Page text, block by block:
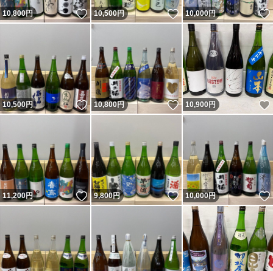
10,800円 いいね！
10,500円 いいね！
10,000円
10,500円 いいね！
10,800円 いいね！
10,900 円
11,200円 いいね！
9,800円 いいね！
10,000円